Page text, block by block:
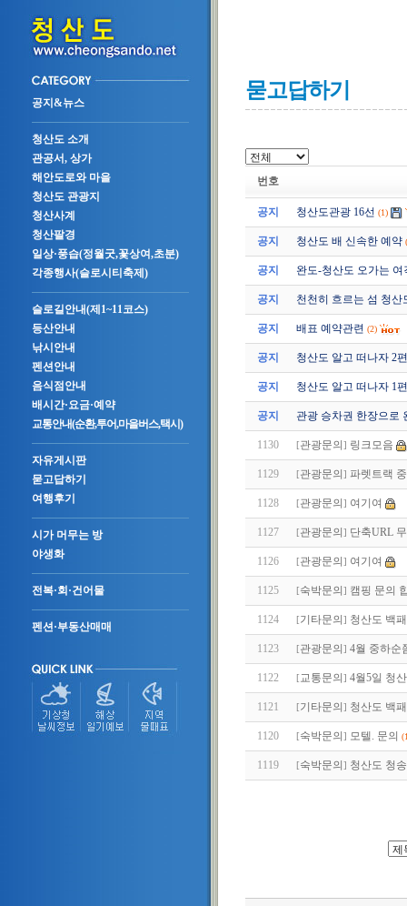
공지&뉴스
청산도 소개
관공서, 상가
해안도로와 마을
청산도 관광지
청산사계
청산팔경
일상·풍습(정월굿,꽃상여,초분)
각종행사(슬로시티축제)
슬로길안내(제1~11코스)
등산안내
낚시안내
펜션안내
음식점안내
배시간·요금·예약
교통안내(순환,투어,마을버스,택시)
자유게시판
묻고답하기
여행후기
시가 머무는 방
야생화
전복·회·건어물
펜션·부동산매매
묻고답하기
번호
공지 청산도관광 16선 (1)
공지 청산도 배 신속한 예약
공지 완도-청산도 오가는
공지 천천히 흐르는 섬 청산
공지 배표 예약관련 (2)
공지 청산도 알고 떠나자 2
공지 청산도 알고 떠나자 1
공지 관광 승차권 한장으로
1130 [관광문의] 링크모음
1129 [관광문의] 파렛트랙
1128 [관광문의] 여기여
1127 [관광문의] 단축URL
1126 [관광문의] 여기여
1125 [숙박문의] 캠핑 문의
1124 [기타문의] 청산도 백
1123 [관광문의] 4월 중하순
1122 [교통문의] 4월5일 청
1121 [기타문의] 청산도 백
1120 [숙박문의] 모텔. 문의
1119 [숙박문의] 청산도 청